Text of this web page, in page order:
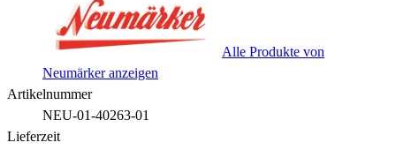
Alle Produkte von
Neumärker anzeigen
Artikelnummer
NEU-01-40263-01
Lieferzeit